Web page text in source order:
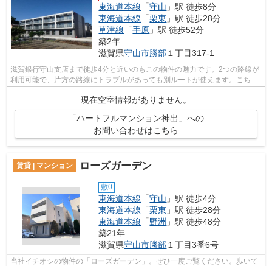
東海道本線 「守山 」駅 徒歩8分
東海道本線 「栗東 」駅 徒歩28分
草津線 「手原 」駅 徒歩52分
築2年
滋賀県守山市勝部 １丁目317-1
滋賀銀行守山支店まで徒歩4分と近いのもこの物件の魅力です。2つの路線が
利用可能で、片方の路線にトラブルがあっても別ルートが使えます。こちら
現在空室情報がありません。
「ハートフルマンション神出」への
お問い合わせはこちら
賃貸 | マンション ローズガーデン
敷0
東海道本線 「守山 」駅 徒歩4分
東海道本線 「栗東 」駅 徒歩28分
東海道本線 「野洲 」駅 徒歩48分
築21年
滋賀県守山市勝部 １丁目3番6号
当社イチオシの物件の「ローズガーデン」。ぜひ一度ご覧ください。歩いて